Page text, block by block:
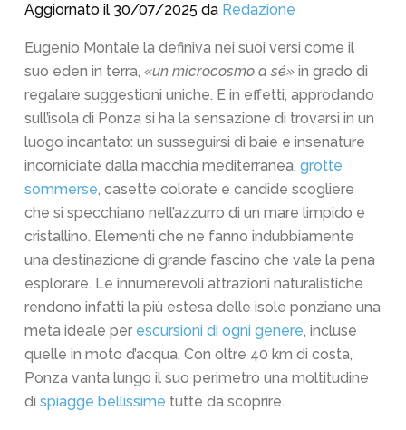
Aggiornato il 30/07/2025 da Redazione
Eugenio Montale la definiva nei suoi versi come il
suo eden in terra, «un microcosmo a sé» in grado di
regalare suggestioni uniche. E in effetti, approdando
sull’isola di Ponza si ha la sensazione di trovarsi in un
luogo incantato: un susseguirsi di baie e insenature
incorniciate dalla macchia mediterranea, grotte
sommerse, casette colorate e candide scogliere
che si specchiano nell’azzurro di un mare limpido e
cristallino. Elementi che ne fanno indubbiamente
una destinazione di grande fascino che vale la pena
esplorare. Le innumerevoli attrazioni naturalistiche
rendono infatti la più estesa delle isole ponziane una
meta ideale per escursioni di ogni genere, incluse
quelle in moto d’acqua. Con oltre 40 km di costa,
Ponza vanta lungo il suo perimetro una moltitudine
di spiagge bellissime tutte da scoprire.